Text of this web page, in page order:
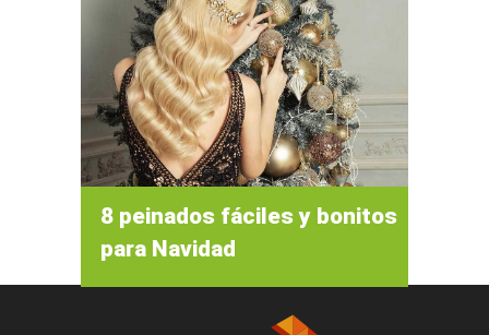
8 peinados fáciles y bonitos
para Navidad